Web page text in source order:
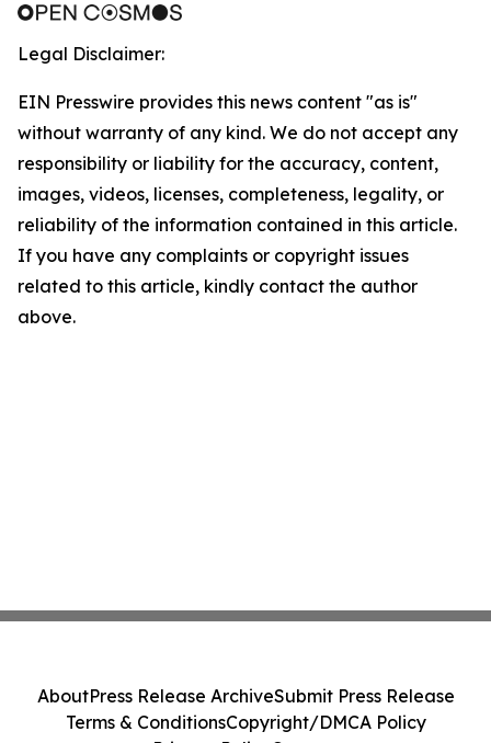
Legal Disclaimer:
EIN Presswire provides this news content "as is"
without warranty of any kind. We do not accept any
responsibility or liability for the accuracy, content,
images, videos, licenses, completeness, legality, or
reliability of the information contained in this article.
If you have any complaints or copyright issues
related to this article, kindly contact the author
above.
AboutPress Release ArchiveSubmit Press Release
Terms & ConditionsCopyright/DMCA Policy